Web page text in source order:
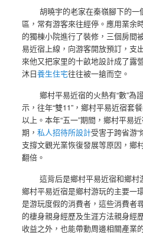
胡曉宇的老家在秦嶺腳下的
區，常有游客來往經停。應用業余
的獨棟小院進行了裝修，三個房間
易近宿上線，向游客開放預訂，支
來他又把家里的十畝地設計成了露
沐日養生住宅往往被一搶而空。
鄉村平易近宿的火熱有“數”為
示，往年“雙11”，鄉村平易近宿套
以上。本年“五一”期間，鄉村平易
期，私人招待所設計受害于跨省游
支撐文觀光業恢復發展等原因，鄉
翻倍。
這背后是鄉村平易近宿和鄉村
鄉村平易近宿是鄉村游玩的主要一
是游玩度假的消費者，這些消費者
的棲身親身經歷及生涯方法親身經
收益之外，也能帶動周邊相關產業